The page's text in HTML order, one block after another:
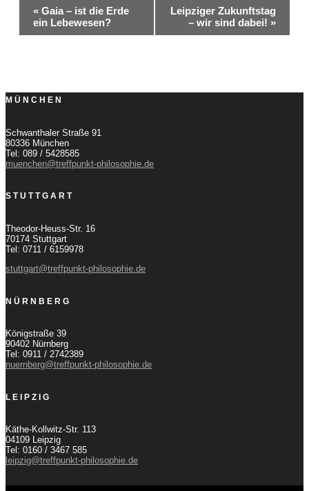
Veranstaltung-
Navigation
« Gaia – ist die Erde
ein Lebewesen?
Leipziger Zukunftstag
– wir sind dabei! »
MÜNCHEN
Schwanthaler Straße 91
80336 München
Tel: 089 / 5428585
muenchen@treffpunkt-philosophie.de
STUTTGART
Theodor-Heuss-Str. 16
70174 Stuttgart
Tel: 0711 / 6159978
stuttgart@treffpunkt-philosophie.de
NÜRNBERG
Königstraße 39
90402 Nürnberg
Tel: 0911 / 2742389
nuernberg@treffpunkt-philosophie.de
LEIPZIG
Käthe-Kollwitz-Str. 113
04109 Leipzig
Tel: 0160 / 3467 585
leipzig@treffpunkt-philosophie.de